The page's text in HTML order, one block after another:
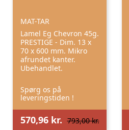
MAT-TAR
Lamel Eg Chevron 45g.
PRESTIGE - Dim. 13 x
70 x 600 mm. Mikro
afrundet kanter.
Ubehandlet.
Spørg os på
leveringstiden !
570,96 kr. 793,00 kr.